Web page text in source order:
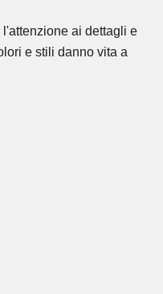
ai dettagli e
e stili danno vita a